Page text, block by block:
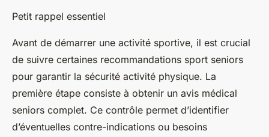
Petit rappel essentiel
Avant de démarrer une activité sportive, il est crucial
de suivre certaines recommandations sport seniors
pour garantir la sécurité activité physique. La
première étape consiste à obtenir un avis médical
seniors complet. Ce contrôle permet d’identifier
d’éventuelles contre-indications ou besoins